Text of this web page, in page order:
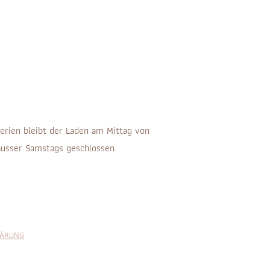
bleibt der Laden am Mittag von
Samstags geschlossen.